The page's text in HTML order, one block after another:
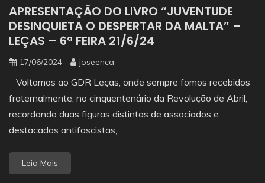
APRESENTAÇÃO DO LIVRO “JUVENTUDE
DESINQUIETA O DESPERTAR DA MALTA” –
LEÇAS – 6ª FEIRA 21/6/24
17/06/2024 joseenca
Voltamos ao GDR Leças, onde sempre fomos recebidos
fraternalmente, no cinquentenário da Revolução de Abril,
recordando duas figuras distintas de associados e
destacados antifascistas,
Leia Mais